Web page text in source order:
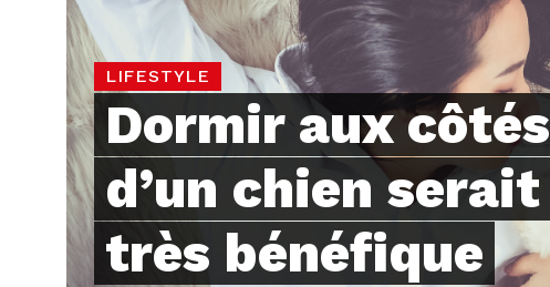
LIFESTYLE
Dormir aux côtés
d’un chien serait
très bénéfique